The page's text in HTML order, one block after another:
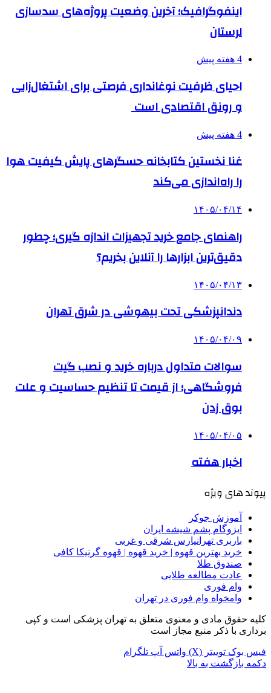
اینفوگرافیک؛ آخرین وضعیت پروژه‌های سدسازی
لرستان
4 هفته پیش
احیای ظرفیت نوغانداری فرصتی برای اشتغال‌زایی
و رونق اقتصادی است
4 هفته پیش
غنا نخستین کتابخانه حسگرهای پایش کیفیت هوا
را راه‌اندازی می‌کند
۱۴۰۵/۰۴/۱۴
راهنمای جامع خرید تجهیزات اندازه گیری؛ چطور
دقیق‌ترین ابزارها را آنلاین بخریم؟
۱۴۰۵/۰۴/۱۳
دندانپزشکی تحت بیهوشی در شرق تهران
۱۴۰۵/۰۴/۰۹
سوالات متداول درباره خرید و نصب گیت
فروشگاهی؛ از قیمت تا تنظیم حساسیت و علت
بوق زدن
۱۴۰۵/۰۴/۰۵
اخبار هفته
پیوند های ویژه
آموزش جوکر
ایزوگام پشم شیشه ایران
باربری تهرانپارس شرقی و غربی
خرید بهترین قهوه | خرید قهوه | قهوه گرنیکا کافی
صندوق طلا
عادت مطالعه طلایی
وام فوری
وامخواه وام فوری در تهران
کلیه حقوق مادی و معنوی متعلق به تهران پزشکی است و کپی
برداری با ذکر منبع مجاز است
فیس بوک توییتر (X) واتس آپ تلگرام
دکمه بازگشت به بالا